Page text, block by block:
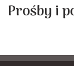
Prośby i